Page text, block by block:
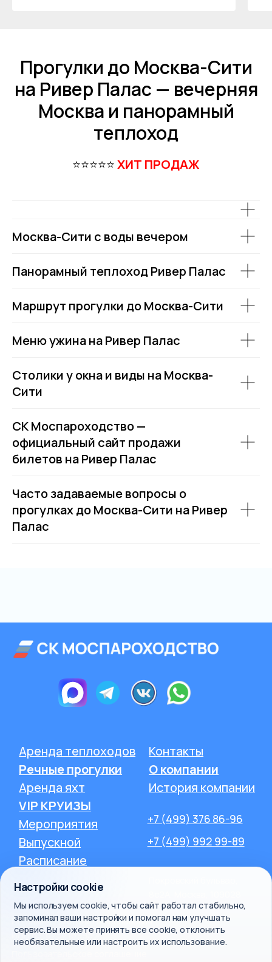
Прогулки до Москва-Сити
на Ривер Палас — вечерняя
Москва и панорамный
теплоход
⭐⭐⭐⭐⭐ХИТ ПРОДАЖ
Москва-Сити с воды вечером
Панорамный теплоход Ривер Палас
Маршрут прогулки до Москва-Сити
Меню ужина на Ривер Палас
Столики у окна и виды на Москва-
Сити
СК Моспароходство —
официальный сайт продажи
билетов на Ривер Палас
Часто задаваемые вопросы о
прогулках до Москва-Сити на Ривер
Палас
Настройки cookie
Мы используем cookie, чтобы сайт работал стабильно,
запоминал ваши настройки и помогал нам улучшать
сервис. Вы можете принять все cookie, отклонить
необязательные или настроить их использование.